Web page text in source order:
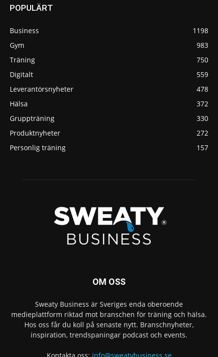
POPULÄRT
Business
1198
Gym
983
Träning
750
Digitalt
559
Leverantörsnyheter
478
Hälsa
372
Gruppträning
330
Produktnyheter
272
Personlig träning
157
OM OSS
Sweaty Business är Sveriges enda oberoende
medieplattform riktad mot branschen för träning och hälsa.
Hos oss får du koll på senaste nytt. Branschnyheter,
inspiration, trendspaningar podcast och events.